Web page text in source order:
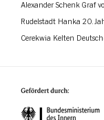
Alexander Schenk Graf
Rudelstadt Hanka 20.
Cerekwia Kelten